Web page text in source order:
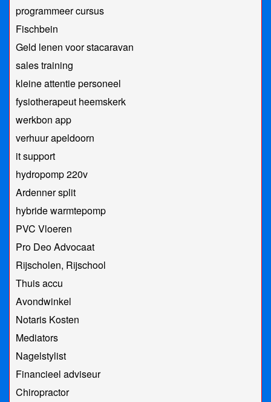
programmeer cursus
Fischbein
Geld lenen voor stacaravan
sales training
kleine attentie personeel
fysiotherapeut heemskerk
werkbon app
verhuur apeldoorn
it support
hydropomp 220v
Ardenner split
hybride warmtepomp
PVC Vloeren
Pro Deo Advocaat
Rijscholen, Rijschool
Thuis accu
Avondwinkel
Notaris Kosten
Mediators
Nagelstylist
Financieel adviseur
Chiropractor